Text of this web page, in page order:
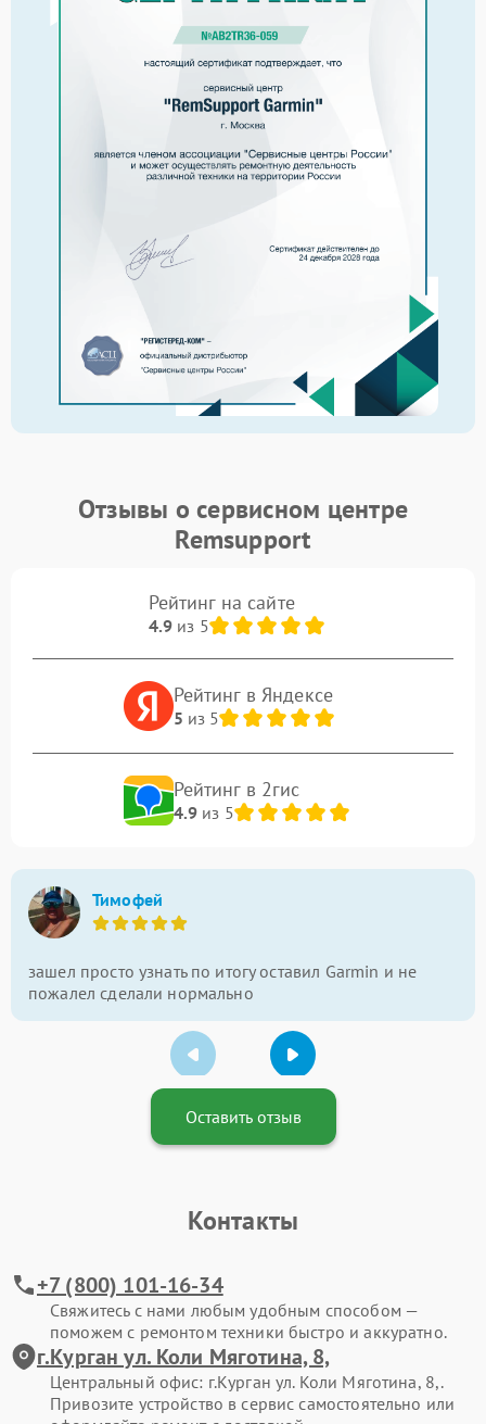
Отзывы о сервисном центре
Remsupport
Рейтинг на сайте
4.9из 5
Рейтинг в Яндексе
5 из 5
Рейтинг в 2гис
4.9из 5
Тимофей
зашел просто узнать по итогу оставил Garmin и не
пожалел сделали нормально
Оставить отзыв
Контакты
+7 (800) 101-16-34
Свяжитесь с нами любым удобным способом —
поможем с ремонтом техники быстро и аккуратно.
г.Курган ул. Коли Мяготина, 8,
Центральный офис: г.Курган ул. Коли Мяготина, 8,.
Привозите устройство в сервис самостоятельно или